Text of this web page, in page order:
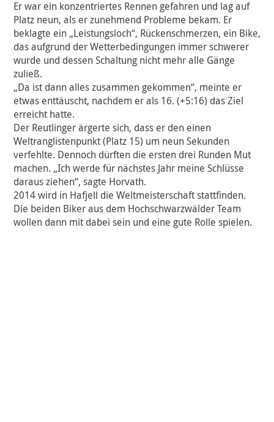
Er war ein konzentriertes Rennen gefahren und lag auf
Platz neun, als er zunehmend Probleme bekam. Er
beklagte ein „Leistungsloch“, Rückenschmerzen, ein Bike,
das aufgrund der Wetterbedingungen immer schwerer
wurde und dessen Schaltung nicht mehr alle Gänge
zuließ.
„Da ist dann alles zusammen gekommen“, meinte er
etwas enttäuscht, nachdem er als 16. (+5:16) das Ziel
erreicht hatte.
Der Reutlinger ärgerte sich, dass er den einen
Weltranglistenpunkt (Platz 15) um neun Sekunden
verfehlte. Dennoch dürften die ersten drei Runden Mut
machen. „Ich werde für nächstes Jahr meine Schlüsse
daraus ziehen“, sagte Horvath.
2014 wird in Hafjell die Weltmeisterschaft stattfinden.
Die beiden Biker aus dem Hochschwarzwälder Team
wollen dann mit dabei sein und eine gute Rolle spielen.